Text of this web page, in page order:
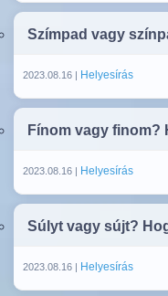
Szímpad vagy
2023.08.16 | Helyesírás
Fínom vagy finom?
2023.08.16 | Helyesírás
Súlyt vagy sújt?
2023.08.16 | Helyesírás